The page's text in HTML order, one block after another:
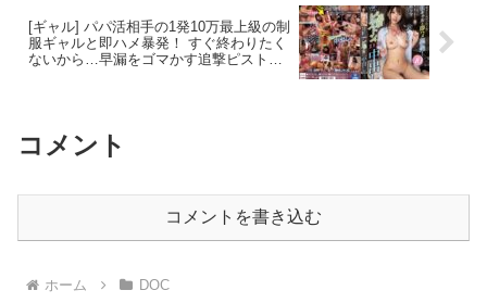
[ギャル] パパ活相手の1発10万最上級の制
服ギャルと即ハメ暴発！ すぐ終わりたく
ないから…早漏をゴマかす追撃ピストン
コメント
コメントを書き込む
ホーム DOC